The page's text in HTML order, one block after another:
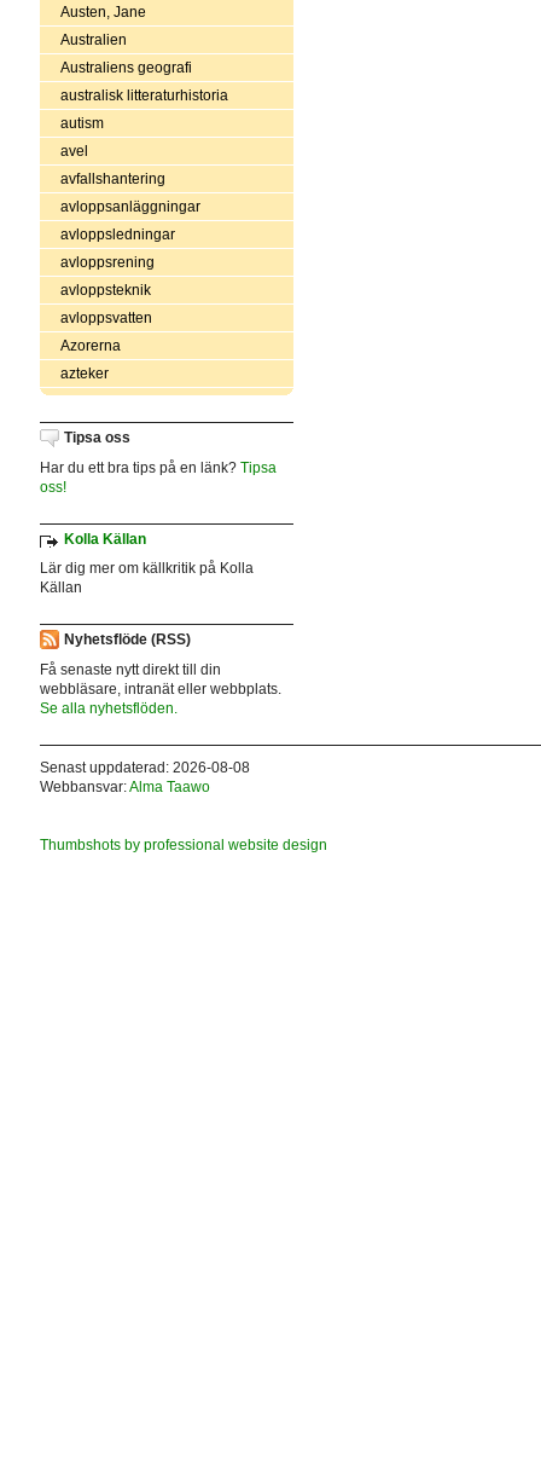
Austen, Jane
Australien
Australiens geografi
australisk litteraturhistoria
autism
avel
avfallshantering
avloppsanläggningar
avloppsledningar
avloppsrening
avloppsteknik
avloppsvatten
Azorerna
azteker
Tipsa oss
Har du ett bra tips på en länk? Tipsa
oss!
Kolla Källan
Lär dig mer om källkritik på Kolla
Källan
Nyhetsflöde (RSS)
Få senaste nytt direkt till din
webbläsare, intranät eller webbplats.
Se alla nyhetsflöden.
Senast uppdaterad: 2026-08-08
Webbansvar:Alma Taawo
Thumbshots by professional website design